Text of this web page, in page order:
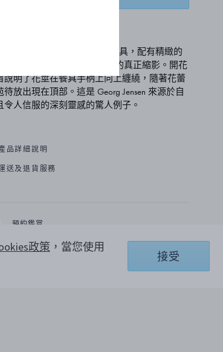
Gold 是手工製作的純銀餐具，配有精緻的
克拉鍍金花蕾 - 是新藝術運動的真正縮影。開花
說明了花莖在餐具手柄上向上纏繞，隨著花蕾
待放出現在頂部。這是 Georg Jensen 來源於自
令人信服的深刻靈感的驚人例子。
品詳細說明
送及退貨服務
預約鑑賞
政策，當您使用
接受